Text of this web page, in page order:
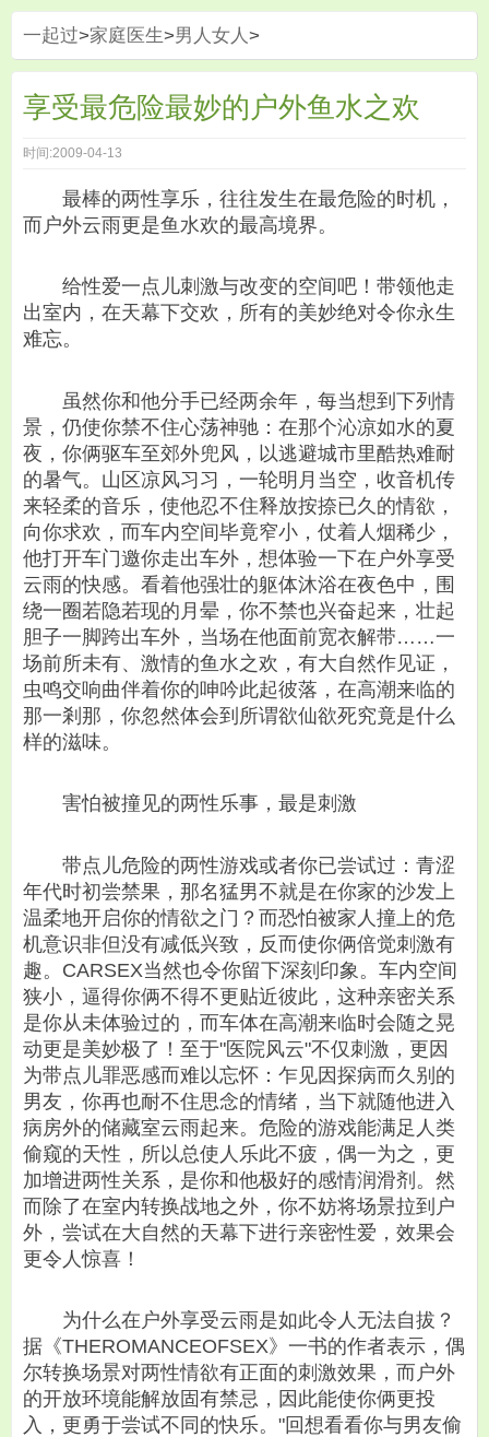
一起过>家庭医生>男人女人>
享受最危险最妙的户外鱼水之欢
时间:2009-04-13
最棒的两性享乐，往往发生在最危险的时机，
而户外云雨更是鱼水欢的最高境界。
给性爱一点儿刺激与改变的空间吧！带领他走
出室内，在天幕下交欢，所有的美妙绝对令你永生
难忘。
虽然你和他分手已经两余年，每当想到下列情
景，仍使你禁不住心荡神驰：在那个沁凉如水的夏
夜，你俩驱车至郊外兜风，以逃避城市里酷热难耐
的暑气。山区凉风习习，一轮明月当空，收音机传
来轻柔的音乐，使他忍不住释放按捺已久的情欲，
向你求欢，而车内空间毕竟窄小，仗着人烟稀少，
他打开车门邀你走出车外，想体验一下在户外享受
云雨的快感。看着他强壮的躯体沐浴在夜色中，围
绕一圈若隐若现的月晕，你不禁也兴奋起来，壮起
胆子一脚跨出车外，当场在他面前宽衣解带……一
场前所未有、激情的鱼水之欢，有大自然作见证，
虫鸣交响曲伴着你的呻吟此起彼落，在高潮来临的
那一剎那，你忽然体会到所谓欲仙欲死究竟是什么
样的滋味。
害怕被撞见的两性乐事，最是刺激
带点儿危险的两性游戏或者你已尝试过：青涩
年代时初尝禁果，那名猛男不就是在你家的沙发上
温柔地开启你的情欲之门？而恐怕被家人撞上的危
机意识非但没有减低兴致，反而使你俩倍觉刺激有
趣。CARSEX当然也令你留下深刻印象。车内空间
狭小，逼得你俩不得不更贴近彼此，这种亲密关系
是你从未体验过的，而车体在高潮来临时会随之晃
动更是美妙极了！至于"医院风云"不仅刺激，更因
为带点儿罪恶感而难以忘怀：乍见因探病而久别的
男友，你再也耐不住思念的情绪，当下就随他进入
病房外的储藏室云雨起来。危险的游戏能满足人类
偷窥的天性，所以总使人乐此不疲，偶一为之，更
加增进两性关系，是你和他极好的感情润滑剂。然
而除了在室内转换战地之外，你不妨将场景拉到户
外，尝试在大自然的天幕下进行亲密性爱，效果会
更令人惊喜！
为什么在户外享受云雨是如此令人无法自拔？
据《THEROMANCEOFSEX》一书的作者表示，偶
尔转换场景对两性情欲有正面的刺激效果，而户外
的开放环境能解放固有禁忌，因此能使你俩更投
入，更勇于尝试不同的快乐。"回想看看你与男友偷